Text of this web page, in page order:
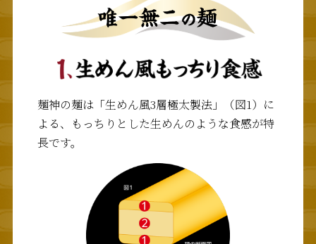
麺神の麺は「生めん風3層極太製法」（図1）に
よる、もっちりとした生めんのような食感が特
長です。